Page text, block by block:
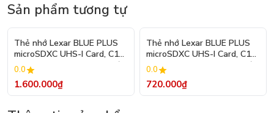
Sản phẩm tương tự
Thẻ nhớ Lexar BLUE PLUS
microSDXC UHS-I Card, C10,
U3, V30, A2, Up to 170MB/s
- 256GB
0.0
1.600.000₫
Thẻ nhớ Lexar BLUE PLUS
microSDXC UHS-I Card, C10,
U3, V30, A2, Up to 100MB/s
- 128GB
0.0
720.000₫